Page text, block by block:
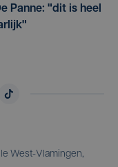
Panne: "dit is heel
West-Vlamingen,